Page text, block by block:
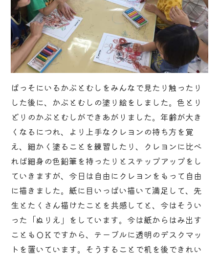
ぱっそにいるかぶとむしをみんなで見たり触ったり
した後に、かぶとむしの塗り絵をしました。色とり
どりのかぶとむしができあがりました。年齢が大き
くなるにつれ、より上手なクレヨンの持ち方を覚
え、細かく塗ることを練習したり、クレヨンに比べ
れば細身の色鉛筆を持ったりとステップアップをし
ていきますが、今日は自由にクレヨンをもって自由
に描きました。紙に目いっぱい描いて満足して、先
生とたくさん描けたことを共感してと、今はそうい
った「ぬりえ」をしています。今は紙からはみ出す
こともＯＫですから、テーブルに透明のデスクマッ
トを置いています。そうすることで机を後できれい